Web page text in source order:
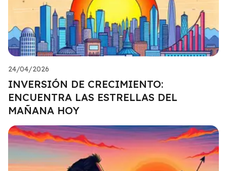
24/04/2026
INVERSIÓN DE CRECIMIENTO:
ENCUENTRA LAS ESTRELLAS DEL
MAÑANA HOY